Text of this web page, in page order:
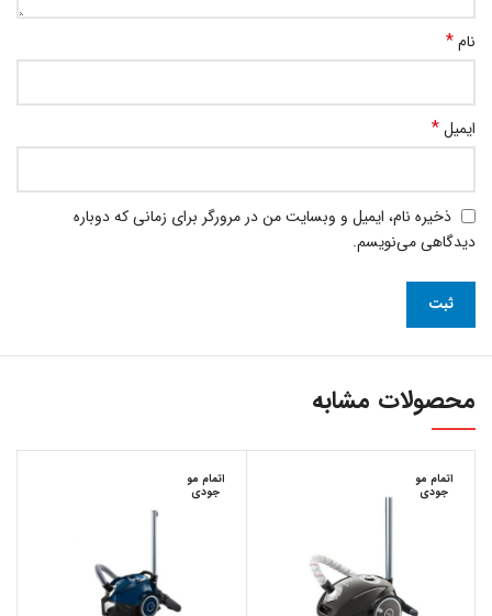
نام*
ایمیل*
ذخیره نام، ایمیل و وبسایت من در مرورگر برای زمانی که دوباره
دیدگاهی می‌نویسم.
محصولات مشابه
اتمام مو
جودی
اتمام مو
جودی